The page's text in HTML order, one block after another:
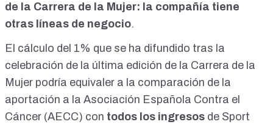
de la Carrera de la Mujer: la compañía tiene
otras líneas de negocio.
El cálculo del 1% que se ha difundido tras la
celebración de la última edición de la Carrera de la
Mujer podría equivaler a la comparación de la
aportación a la Asociación Española Contra el
Cáncer (AECC) con todos los ingresos de Sport